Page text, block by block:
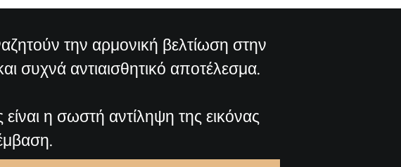
την αρμονική βελτίωση στην
συχνά αντιαισθητικό αποτέλεσμα.
είναι η σωστή αντίληψη της εικόνας